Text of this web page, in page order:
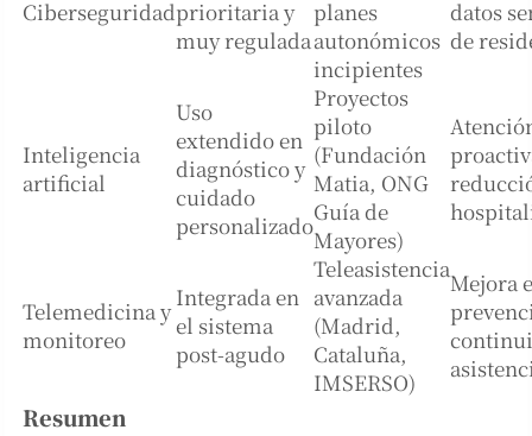
Ciberseguridadprioritaria y
muy regulada
planes
autonómicos
incipientes
datos
de
Inteligencia
artificial
Uso
extendido en
diagnóstico y
cuidado
personalizado
Proyectos
piloto
(Fundación
Matia, ONG
Guía de
Mayores)
Telemedicina y
monitoreo
Integrada en
el sistema
post-agudo
Teleasistencia
avanzada
(Madrid,
Cataluña,
IMSERSO)
Mejora
Resumen